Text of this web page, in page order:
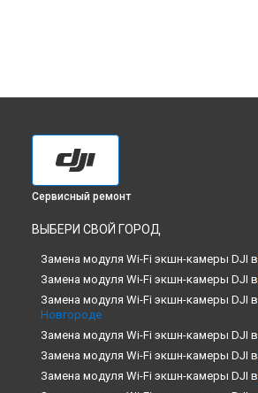
Сервисный ремонт
ВЫБЕРИ СВОЙ ГОРОД
Замена модуля Wi-Fi экшн-камеры DJI в
Замена модуля Wi-Fi экшн-камеры DJI в
Замена модуля Wi-Fi экшн-камеры DJI в
Новгороде
Замена модуля Wi-Fi экшн-камеры DJI в
Замена модуля Wi-Fi экшн-камеры DJI в
Замена модуля Wi-Fi экшн-камеры DJI в